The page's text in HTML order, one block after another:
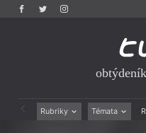
Rubriky Témata